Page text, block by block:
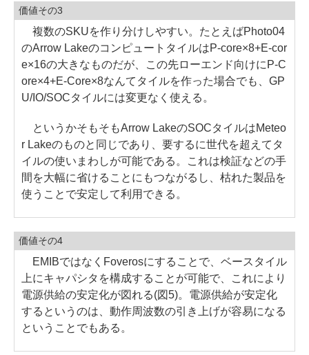
価値その3
複数のSKUを作り分けしやすい。たとえばPhoto04
のArrow LakeのコンピュートタイルはP-core×8+E-cor
e×16の大きなものだが、この先ローエンド向けにP-C
ore×4+E-Core×8なんてタイルを作った場合でも、GP
U/IO/SOCタイルには変更なく使える。
というかそもそもArrow LakeのSOCタイルはMeteo
r Lakeのものと同じであり、要するに世代を超えてタ
イルの使いまわしが可能である。これは検証などの手
間を大幅に省けることにもつながるし、枯れた製品を
使うことで安定して利用できる。
価値その4
EMIBではなくFoverosにすることで、ベースタイル
上にキャパシタを構成することが可能で、これにより
電源供給の安定化が図れる(図5)。電源供給が安定化
するというのは、動作周波数の引き上げが容易になる
ということでもある。